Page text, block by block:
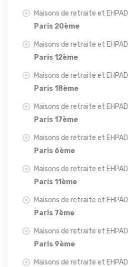
Maisons de retraite et EHPAD
Paris 20ème
Maisons de retraite et EHPAD
Paris 12ème
Maisons de retraite et EHPAD
Paris 18ème
Maisons de retraite et EHPAD
Paris 17ème
Maisons de retraite et EHPAD
Paris 6ème
Maisons de retraite et EHPAD
Paris 11ème
Maisons de retraite et EHPAD
Paris 7ème
Maisons de retraite et EHPAD
Paris 9ème
Maisons de retraite et EHPAD